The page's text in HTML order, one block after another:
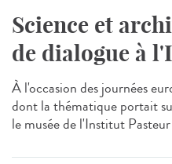
Science et
de dialogue à
À l'occasion des journées
dont la thématique portait
le musée de l'Institut